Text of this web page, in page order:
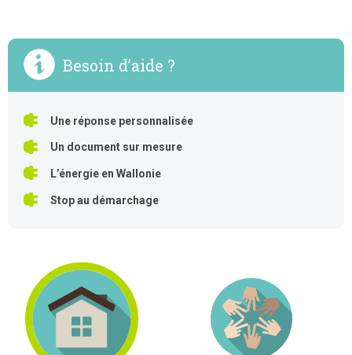
Besoin d’aide ?
Une réponse personnalisée
Un document sur mesure
L’énergie en Wallonie
Stop au démarchage